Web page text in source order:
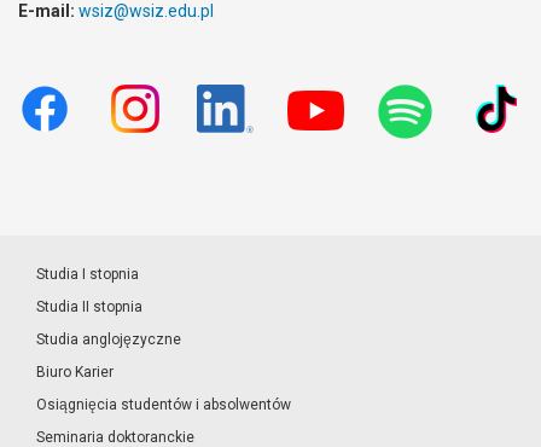
E-mail: wsiz@wsiz.edu.pl
Studia I stopnia
Studia II stopnia
Studia anglojęzyczne
Biuro Karier
Osiągnięcia studentów i absolwentów
Seminaria doktoranckie